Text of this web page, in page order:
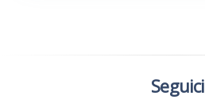
Seguici